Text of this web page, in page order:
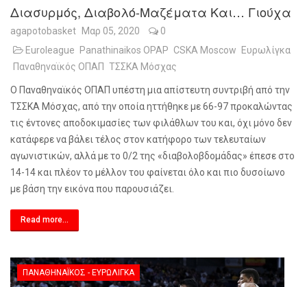
Διασυρμός, Διαβολό-Μαζέματα Και… Γιούχα
agapotobasket Μαρ 05, 2020
0
Euroleague
Panathinaikos OPAP CSKA Moscow
Ευρωλίγκα
Παναθηναϊκός ΟΠΑΠ ΤΣΣΚΑ Μόσχας
Ο Παναθηναϊκός ΟΠΑΠ υπέστη μια απίστευτη συντριβή από την
ΤΣΣΚΑ Μόσχας, από την οποία ηττήθηκε με 66-97 προκαλώντας
τις έντονες αποδοκιμασίες των φιλάθλων του και, όχι μόνο δεν
κατάφερε να βάλει τέλος στον κατήφορο των τελευταίων
αγωνιστικών, αλλά με το 0/2 της «διαβολοβδομάδας» έπεσε στο
14-14 και πλέον το μέλλον του φαίνεται όλο και πιο δυσοίωνο
με βάση την εικόνα που παρουσιάζει.
Read more...
ΠΑΝΑΘΗΝΑΪΚΌΣ - ΕΥΡΩΛΊΓΚΑ